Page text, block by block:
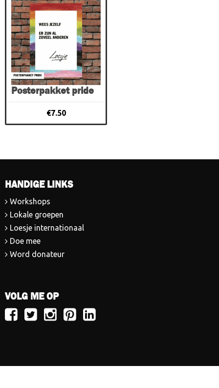
Posterpakket pride
€7.50
HANDIGE LINKS
Workshops
Lokale groepen
Loesje internationaal
Doe mee
Word donateur
VOLG ME OP
VolgVolgVolgVolgVolg